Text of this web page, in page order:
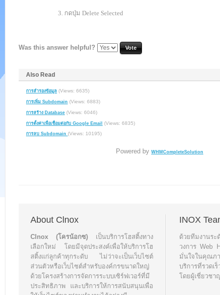
3. กดปุ่ม Delete Selected
Was this answer helpful?
Also Read
การสำรองข้อมูล (Views: 6635)
การเพิ่ม Subdomain (Views: 6883)
การสร้าง Database (Views: 6046)
การตั้งค่าเพื่อเชื่อมต่อกับ Google Email (Views: 6835)
การลบ Subdomain (Views: 10195)
Powered by WHMCompleteSolution
About Clnox
Clnox (โครน้อกซ) เป็นบริการโฮสติ้งทาง
เลือกใหม่ โดยมีจุดประสงค์เพื่อให้บริการโฮ
สติ้งแก่ลูกค้าทุกระดับ ไม่ว่าจะเป็นเว็บไซต์
ส่วนตัวหรือเว็บไซต์สำหรับองค์กรขนาดใหญ่
ด้วยโครงสร้างการจัดการระบบเซิร์ฟเวอร์ที่มี
ประสิทธิภาพ และบริการให้การสนับสนุนเพื่อ
INOX
ด้วยทีมงานร
วงการ Web
มั่นใจในคุณภ
บริการที่รวด
โดยผู้เชี่ยวชา